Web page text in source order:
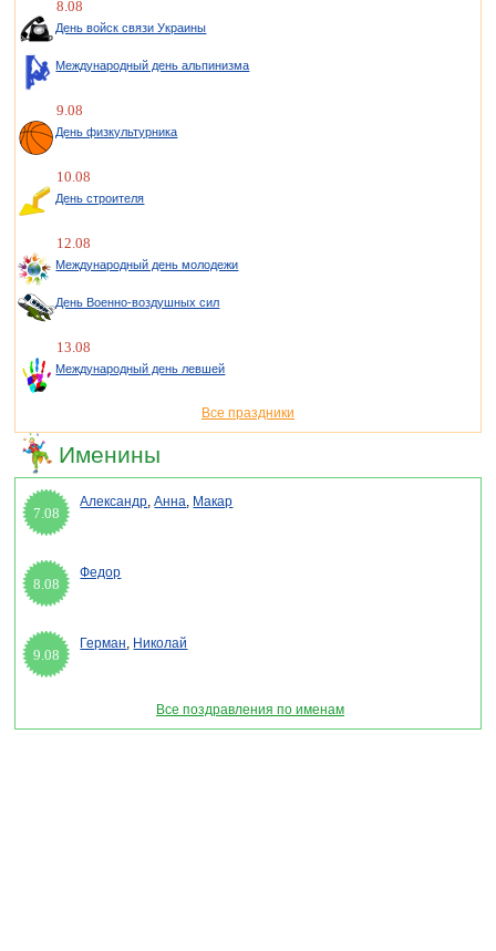
8.08
День войск связи Украины
Международный день альпинизма
9.08
День физкультурника
10.08
День строителя
12.08
Международный день молодежи
День Военно-воздушных сил
13.08
Международный день левшей
Все праздники
Именины
7.08
Александр,Анна, Макар
8.08
Федор
9.08
Герман, Николай
Все поздравления по именам